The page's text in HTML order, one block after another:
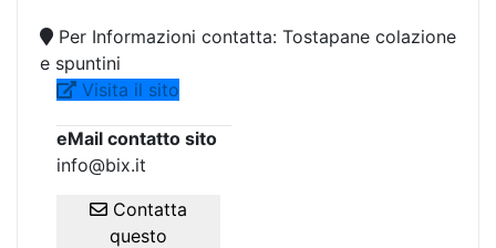
Per Informazioni contatta: Tostapane colazione
e spuntini
Visita il sito
eMail contatto sito
info@bix.it
Contatta
questo